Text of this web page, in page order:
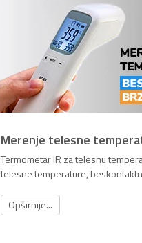
Merenje telesne
Termometar IR za telesnu
telesne temperature,
Opširnije...